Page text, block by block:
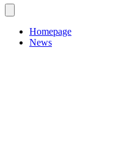
Homepage
News